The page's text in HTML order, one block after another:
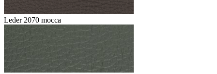
Leder 2070 mocca